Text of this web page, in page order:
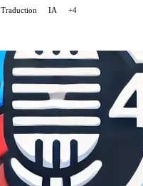
Traduction IA +4